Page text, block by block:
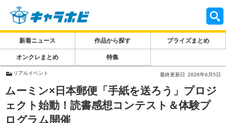
新着ニュース 作品から探す プライズまとめ
オンクレまとめ 特集
リアルイベント 最終更新日 2026年6月5日
ムーミン×日本郵便「手紙を送ろう」プロジ
ェクト始動！読書感想コンテスト＆体験プ
ログラム開催